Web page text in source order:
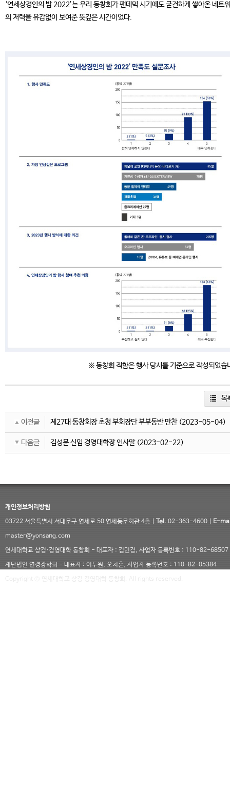
‘연세상경인의 밤 2022’는 우리 동창회가 팬데믹 시기에도 굳건하게 쌓아온 네트
의 저력을 유감없이 보여준 뜻깊은 시간이었다.
※ 동창회 직함은 행사 당시를 기준으로 작성되었습
목
이전글 제27대 동창회장 초청 부회장단 부부동반 만찬(2023-05-04)
다음글 김성문 신임 경영대학장 인사말(2023-02-22)
개인정보처리방침
03722 서울특별시 서대문구 연세로 50 연세동문회관 4층 |
Tel. 02-363-4600 | E-
master@yonsang.com
연세대학교 상경·경영대학 동창회 - 대표자 : 김민경, 사업자 등록번호 : 110-82-68507
재단법인 연경장학회 - 대표자 : 이두원, 오치훈, 사업자 등록번호 : 110-82-05384